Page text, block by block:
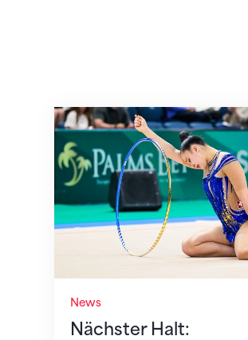
News
Nächster Halt:
Nächster Halt: